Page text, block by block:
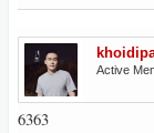
Active
6363